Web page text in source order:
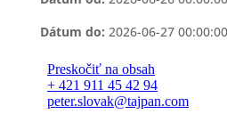
Dátum do: 2026-06-27 00:00:00